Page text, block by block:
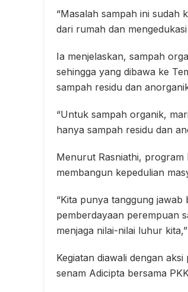
“Masalah sampah ini sudah
dari rumah dan
Ia menjelaskan, sampah
sehingga yang dibawa ke
sampah residu dan
“Untuk sampah organik,
hanya sampah residu dan
Menurut Rasniathi, program
membangun kepedulian
“Kita punya tanggung jawab
pemberdayaan perempuan
menjaga nilai-nilai luhur
Kegiatan diawali dengan
senam Adicipta bersama